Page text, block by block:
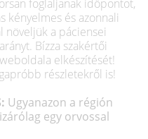
foglaljanak időpontot,
kényelmes és azonnali
növeljük a páciensei
Bízza szakértői
elkészítését!
részletekről is!
Ugyanazon a régión
egy orvossal